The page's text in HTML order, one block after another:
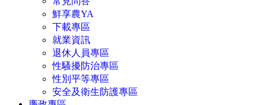
鮮享農YA
下載專區
就業資訊
退休人員專區
性騷擾防治專區
性別平等專區
安全及衛生防護專區